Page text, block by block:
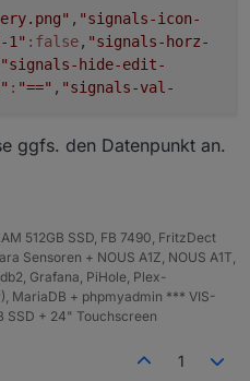
, "signals-icon-
1" :false, "signals-horz-
"signals-hide-edit-
: "==" , "signals-val-
2":false,"signals-horz-
:"top","lc-position-
vert":0, "lc-offset-
,"lc-font-
:"","lc-bkg-
"lc-border-
ggfs. den Datenpunkt an.
512GB SSD, FB 7490, FritzDect
Sensoren + NOUS A1Z, NOUS A1T,
Grafana, PiHole, Plex-
MariaDB + phpmyadmin *** VIS-
SSD + 24" Touchscreen
1